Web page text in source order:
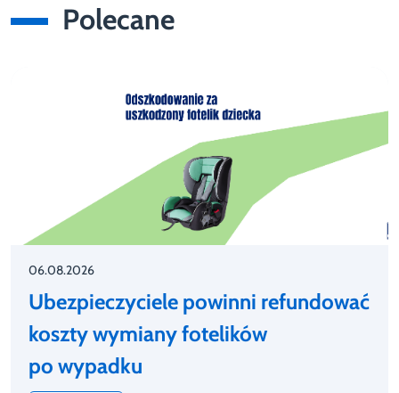
Polecane
06.08.2026
Ubezpieczyciele powinni refundować
koszty wymiany fotelików
po wypadku